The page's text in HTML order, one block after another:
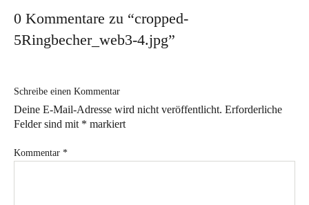
Ausstellungs- und Markttermine 2026
Vergangene Ausstellungen
Im Atelier
0 Kommentare zu “cropped-
5Ringbecher_web3-4.jpg”
Schreibe einen Kommentar
Deine E-Mail-Adresse wird nicht veröffentlicht. Erforderliche
Felder sind mit * markiert
Kommentar *